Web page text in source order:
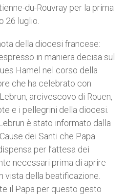
du-Rouvray per la prima
26 luglio.
della diocesi francese:
in maniera decisa sul
Hamel nel corso della
che ha celebrato con
arcivescovo di Rouen,
e i pellegrini della diocesi.
è stato informato dalla
dei Santi che Papa
per l’attesa dei
necessari prima di aprire
vista della beatificazione.
il Papa per questo gesto